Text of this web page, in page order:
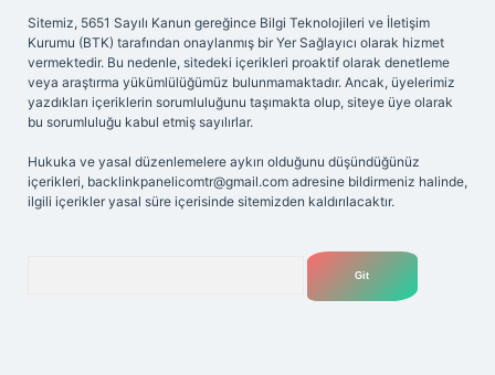
Sitemiz, 5651 Sayılı Kanun gereğince Bilgi Teknolojileri ve İletişim
Kurumu (BTK) tarafından onaylanmış bir Yer Sağlayıcı olarak hizmet
vermektedir. Bu nedenle, sitedeki içerikleri proaktif olarak denetleme
veya araştırma yükümlülüğümüz bulunmamaktadır. Ancak, üyelerimiz
yazdıkları içeriklerin sorumluluğunu taşımakta olup, siteye üye olarak
bu sorumluluğu kabul etmiş sayılırlar.
Hukuka ve yasal düzenlemelere aykırı olduğunu düşündüğünüz
içerikleri, backlinkpanelicomtr@gmail.com adresine bildirmeniz halinde,
ilgili içerikler yasal süre içerisinde sitemizden kaldırılacaktır.